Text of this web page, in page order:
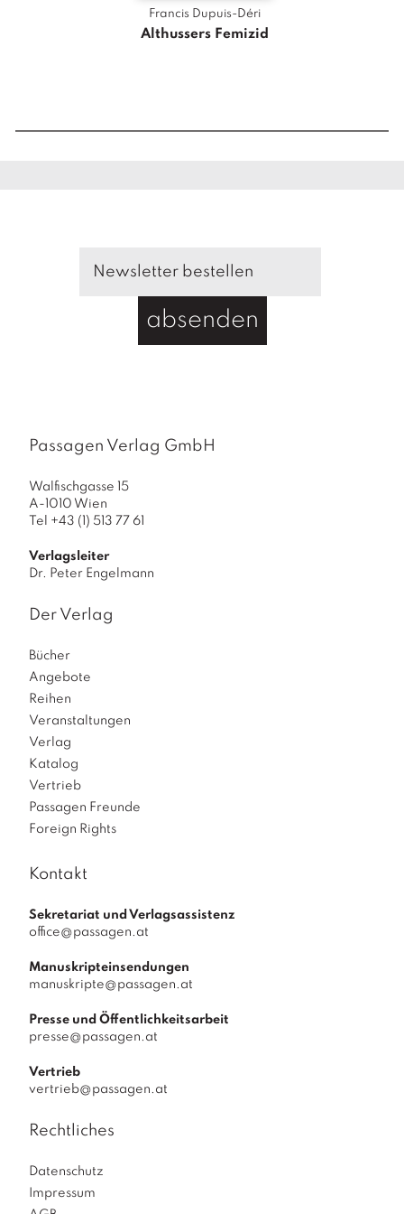
M
Francis Dupuis-Déri
Althussers Femizid
absenden
Passagen Verlag GmbH
Walfischgasse 15
A-1010 Wien
Tel +43 (1) 513 77 61
Verlagsleiter
Dr. Peter Engelmann
Der Verlag
Bücher
Angebote
Reihen
Veranstaltungen
Verlag
Katalog
Vertrieb
Passagen Freunde
Foreign Rights
Kontakt
Sekretariat und Verlagsassistenz
office@passagen.at
Manuskripteinsendungen
manuskripte@passagen.at
Presse und Öffentlichkeitsarbeit
presse@passagen.at
Vertrieb
vertrieb@passagen.at
Rechtliches
Datenschutz
Impressum